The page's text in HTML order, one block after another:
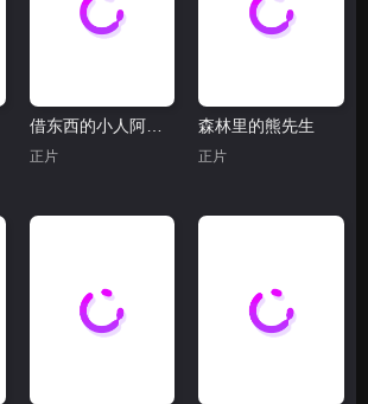
借东西的小人阿莉埃蒂
正片
森林里的熊先生
正片